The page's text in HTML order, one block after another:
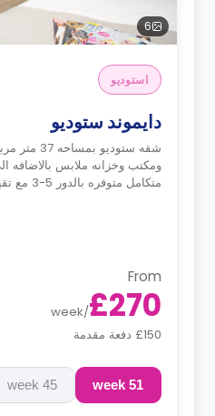
6
استوديو
دايموند ستوديو
شقه
ومكتب وخزانه ملابس
متكامل متوفره بالدور 5-3 مع تقييم افضل للادوار العليا
From
£270
/
week
£150 دفعة مقدمة
51 week
45 week